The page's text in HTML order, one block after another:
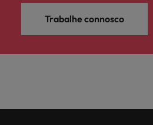
Trabalhe connosco